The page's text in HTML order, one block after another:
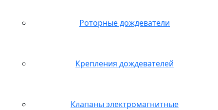
Роторные дождеватели
Крепления дождевателей
Клапаны электромагнитные